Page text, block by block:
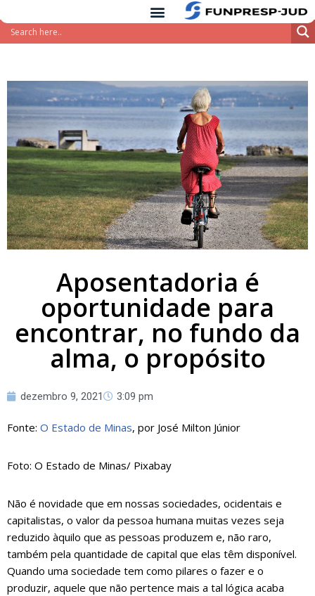
Pular
conteúdo
Aposentadoria é
oportunidade para
encontrar, no fundo da
alma, o propósito
dezembro 9, 2021 3:09 pm
Fonte: O Estado de Minas, por José Milton Júnior
Foto: O Estado de Minas/ Pixabay
Não é novidade que em nossas sociedades, ocidentais e
capitalistas, o valor da pessoa humana muitas vezes seja
reduzido àquilo que as pessoas produzem e, não raro,
também pela quantidade de capital que elas têm disponível.
Quando uma sociedade tem como pilares o fazer e o
produzir, aquele que não pertence mais a tal lógica acaba